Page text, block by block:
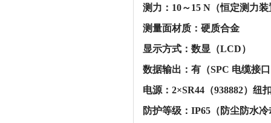
测力‌：‌10～15 N‌（恒定测力
‌测量面材质‌：‌硬质合金‌
‌显示方式‌：‌数显（LCD）‌
数据输出‌：‌有（SPC 电缆接
电源‌：‌2×SR44（938882）纽
防护等级‌：‌IP65（防尘防水